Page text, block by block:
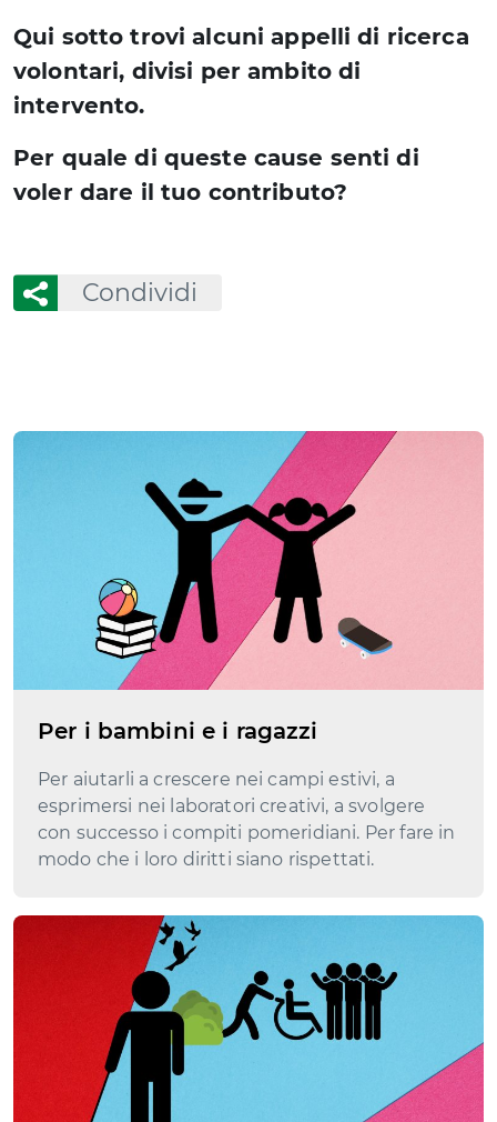
Qui sotto trovi alcuni appelli di ricerca
volontari, divisi per ambito di
intervento.
Per quale di queste cause senti di
voler dare il tuo contributo?
Condividi
Per i bambini e i ragazzi
Per aiutarli a crescere nei campi estivi, a
esprimersi nei laboratori creativi, a svolgere
con successo i compiti pomeridiani. Per fare in
modo che i loro diritti siano rispettati.